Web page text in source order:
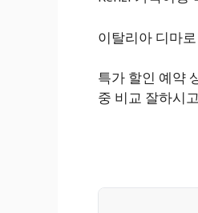
이탈리아 디마
특가 할인 예약
중 비교 잘하시